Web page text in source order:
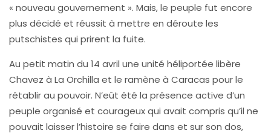
« nouveau gouvernement ». Mais, le peuple fut encore
plus décidé et réussit à mettre en déroute les
putschistes qui prirent la fuite.
Au petit matin du 14 avril une unité héliportée libère
Chavez à La Orchilla et le ramène à Caracas pour le
rétablir au pouvoir. N’eût été la présence active d’un
peuple organisé et courageux qui avait compris qu’il ne
pouvait laisser l’histoire se faire dans et sur son dos,